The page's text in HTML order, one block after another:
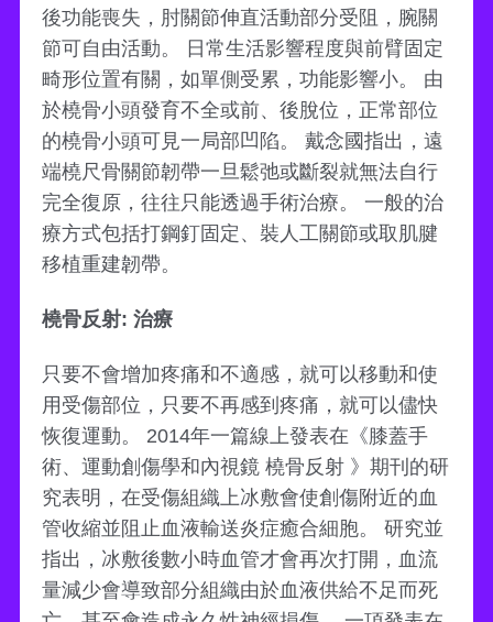
後功能喪失，肘關節伸直活動部分受阻，腕關
節可自由活動。 日常生活影響程度與前臂固定
畸形位置有關，如單側受累，功能影響小。 由
於橈骨小頭發育不全或前、後脫位，正常部位
的橈骨小頭可見一局部凹陷。 戴念國指出，遠
端橈尺骨關節韌帶一旦鬆弛或斷裂就無法自行
完全復原，往往只能透過手術治療。 一般的治
療方式包括打鋼釘固定、裝人工關節或取肌腱
移植重建韌帶。
橈骨反射: 治療
只要不會增加疼痛和不適感，就可以移動和使
用受傷部位，只要不再感到疼痛，就可以儘快
恢復運動。 2014年一篇線上發表在《膝蓋手
術、運動創傷學和內視鏡 橈骨反射 》期刊的研
究表明，在受傷組織上冰敷會使創傷附近的血
管收縮並阻止血液輸送炎症癒合細胞。 研究並
指出，冰敷後數小時血管才會再次打開，血流
量減少會導致部分組織由於血液供給不足而死